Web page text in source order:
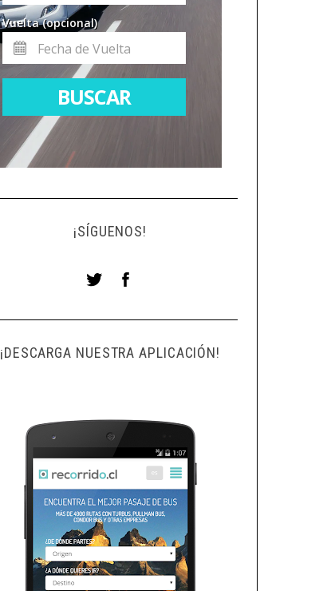
¡SÍGUENOS!
¡DESCARGA NUESTRA APLICACIÓN!